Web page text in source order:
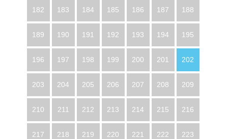
182 183 184 185 186 187 188
189 190 191 192 193 194 195
196 197 198 199 200 201 202
203 204 205 206 207 208 209
210 211 212 213 214 215 216
217 218 219 220 221 222 223